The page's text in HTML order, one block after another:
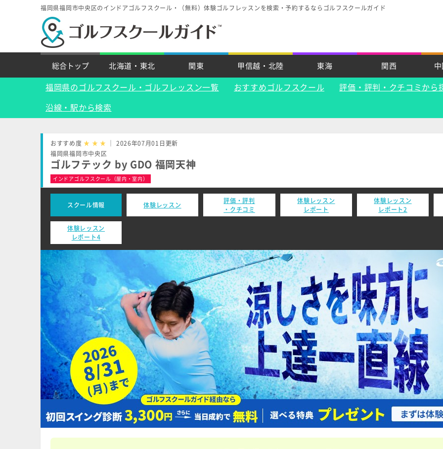
福岡県福岡市中央区のインドアゴルフスクール・（無料）体験ゴルフレッスンを検索・予約するならゴルフスクールガイド
総合トップ 北海道・東北 関東 甲信越・北陸 東海 関西
福岡県のゴルフスクール・ゴルフレッスン一覧 おすすめゴルフスクール 評価・評判・クチコミから
沿線・駅から検索
おすすめ度 ★ ★ ★
｜ 2026年07月01日更新
福岡県福岡市中央区
ゴルフテック by GDO 福岡天神
インドアゴルフスクール（屋内・室内）
スクール情報 体験レッスン
評価・評判
・クチコミ
体験レッスン
レポート
体験レッスン
レポート2
体験レッスン
レポート4